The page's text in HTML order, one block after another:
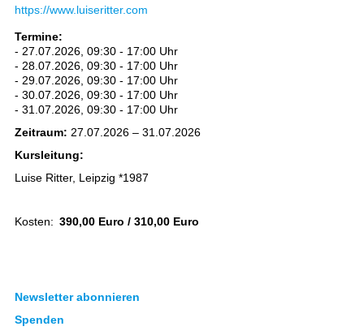
https://www.luiseritter.com
Termine:
- 27.07.2026, 09:30 - 17:00 Uhr
- 28.07.2026, 09:30 - 17:00 Uhr
- 29.07.2026, 09:30 - 17:00 Uhr
- 30.07.2026, 09:30 - 17:00 Uhr
- 31.07.2026, 09:30 - 17:00 Uhr
Zeitraum: 27.07.2026 – 31.07.2026
Kursleitung:
Luise Ritter, Leipzig *1987
Kosten: 390,00 Euro / 310,00 Euro
Newsletter abonnieren
Spenden